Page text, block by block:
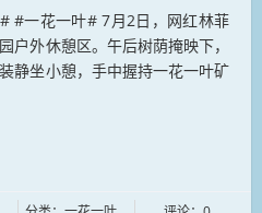
#一花一叶# 7月2日，网红林菲
户外休憩区。午后树荫掩映下，
静坐小憩，手中握持一花一叶矿
清闲。园内古木与复古围栏相